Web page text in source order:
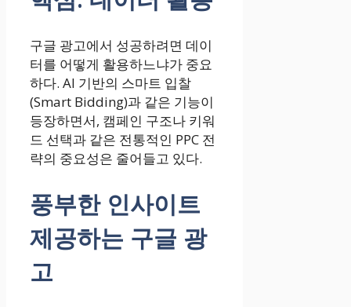
구글 광고에서 성공하려면 데이
터를 어떻게 활용하느냐가 중요
하다. AI 기반의 스마트 입찰
(Smart Bidding)과 같은 기능이
등장하면서, 캠페인 구조나 키워
드 선택과 같은 전통적인 PPC 전
략의 중요성은 줄어들고 있다.
풍부한 인사이트
제공하는 구글 광
고